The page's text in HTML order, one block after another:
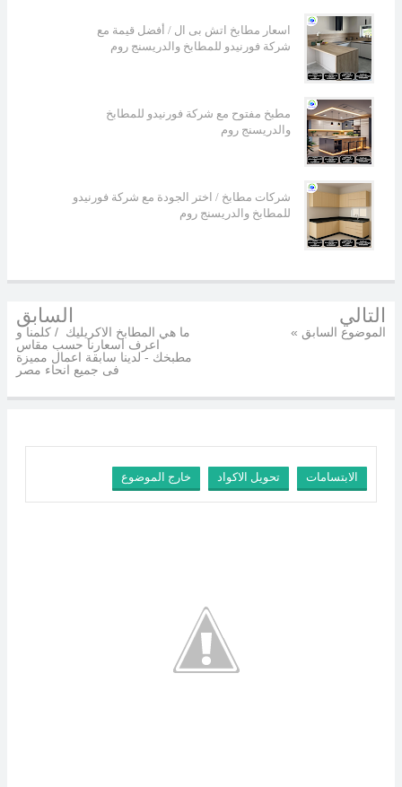
اسعار مطابخ اتش بى ال / أفضل قيمة مع
شركة فورنيدو للمطابخ والدريسنج روم
مطبخ مفتوح مع شركة فورنيدو للمطابخ
والدريسنج روم
شركات مطابخ / اختر الجودة مع شركة فورنيدو
للمطابخ والدريسنج روم
التالي
« الموضوع السابق
السابق
ما هي المطابخ الاكريليك / كلمنا و
اعرف اسعارنا حسب مقاس
مطبخك - لدينا سابقة اعمال مميزة
فى جميع انحاء مصر
خارج الموضوع تحويل الاكواد الابتسامات